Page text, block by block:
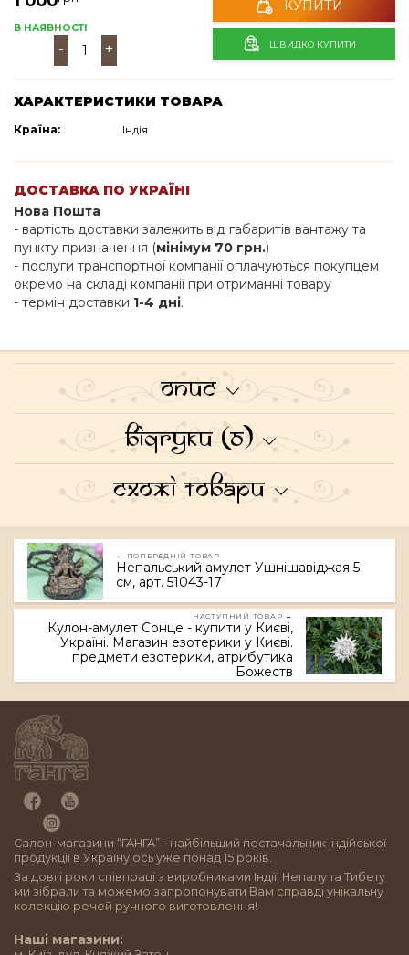
В НАЯВНОСТІ
- +
КУПИТИ
ШВИДКО КУПИТИ
ХАРАКТЕРИСТИКИ ТОВАРА
Країна: Індія
ДОСТАВКА ПО УКРАЇНІ
Нова Пошта
- вартість доставки залежить від габаритів вантажу та
пункту призначення (мінімум 70 грн.)
- послуги транспортної компанії оплачуються покупцем
окремо на складі компанії при отриманні товару
- термін доставки 1-4 дні.
Опис
Відгуки (0)
Схожі товари
← ПОПЕРЕДНІЙ ТОВАР
Непальський амулет Ушнішавіджая 5
см, арт. 51043-17
НАСТУПНИЙ ТОВАР →
Кулон-амулет Сонце - купити у Києві,
Україні. Магазин езотерики у Києві.
предмети езотерики, атрибутика
Божеств
Салон-магазини “ГАНГА” - найбільший постачальник індійської
продукції в Україну ось уже понад 15 років.
За довгі роки співпраці з виробниками Індії, Непалу та Тибету
ми зібрали та можемо запропонувати Вам справді унікальну
колекцію речей ручного виготовлення!
Наші магазини: